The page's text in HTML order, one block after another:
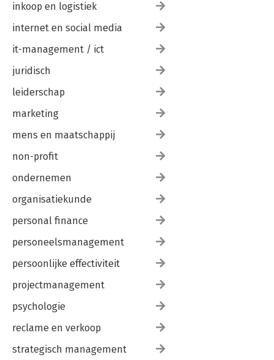
inkoop en logistiek
internet en social media
it-management / ict
juridisch
leiderschap
marketing
mens en maatschappij
non-profit
ondernemen
organisatiekunde
personal finance
personeelsmanagement
persoonlijke effectiviteit
projectmanagement
psychologie
reclame en verkoop
strategisch management